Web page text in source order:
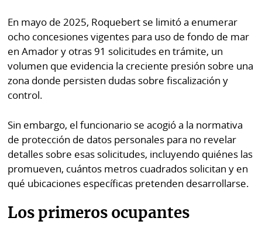
En mayo de 2025, Roquebert se limitó a enumerar
ocho concesiones vigentes para uso de fondo de mar
en Amador y otras 91 solicitudes en trámite, un
volumen que evidencia la creciente presión sobre una
zona donde persisten dudas sobre fiscalización y
control.
Sin embargo, el funcionario se acogió a la normativa
de protección de datos personales para no revelar
detalles sobre esas solicitudes, incluyendo quiénes las
promueven, cuántos metros cuadrados solicitan y en
qué ubicaciones específicas pretenden desarrollarse.
Los primeros ocupantes